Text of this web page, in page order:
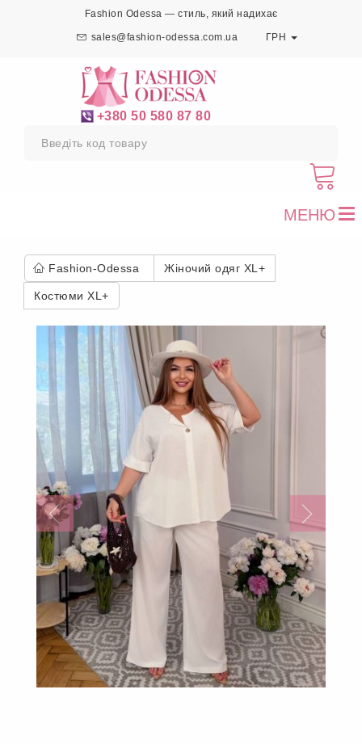
Fashion Odessa — стиль, який надихає
sales@fashion-odessa.com.ua ГРН
+380 50 580 87 80
МЕНЮ
Fashion-Odessa Жіночий одяг XL+
Костюми XL+